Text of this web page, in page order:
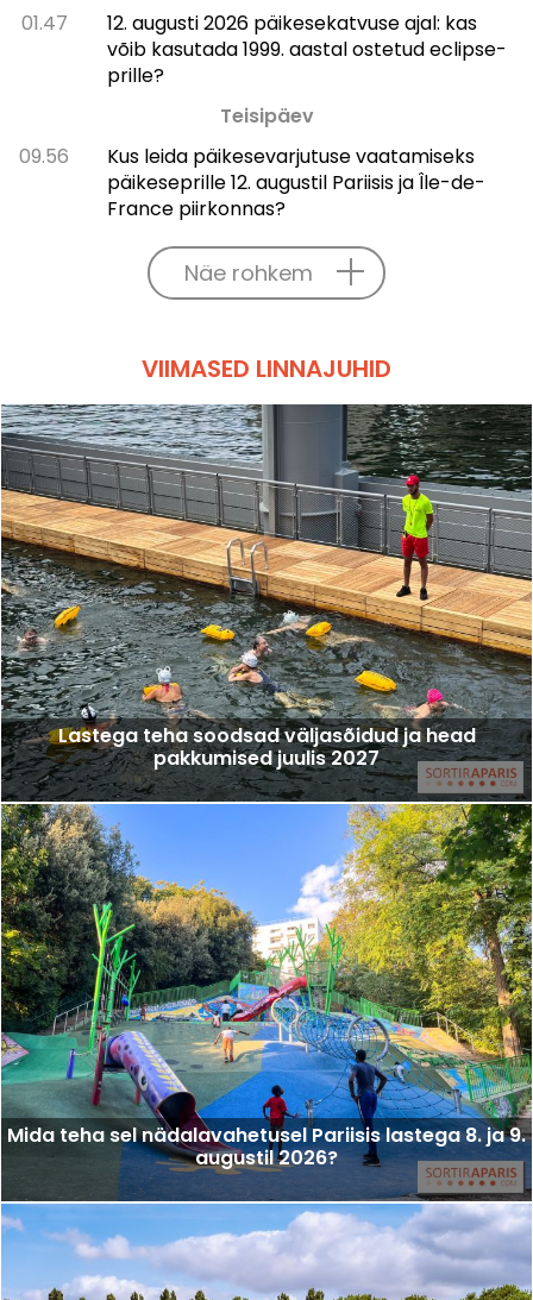
01.47
12. augusti 2026 päikesekatvuse ajal: kas
võib kasutada 1999. aastal ostetud eclipse-
prille?
Teisipäev
09.56
Kus leida päikesevarjutuse vaatamiseks
päikeseprille 12. augustil Pariisis ja Île-de-
France piirkonnas?
Näe rohkem
VIIMASED LINNAJUHID
Lastega teha soodsad väljasõidud ja head
pakkumised juulis 2027
Mida teha sel nädalavahetusel Pariisis lastega 8. ja 9.
augustil 2026?